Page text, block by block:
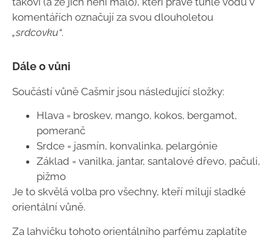
komentářích označují za svou dlouholetou
„srdcovku“.
Dále o vůni
Součástí vůně Cašmir jsou následující složky:
Hlava = broskev, mango, kokos, bergamot,
pomeranč
Srdce = jasmín, konvalinka, pelargónie
Základ = vanilka, jantar, santalové dřevo, pačuli,
pižmo
Je to skvělá volba pro všechny, kteří milují sladké
orientální vůně.
Za lahvičku tohoto orientálního parfému zaplatíte